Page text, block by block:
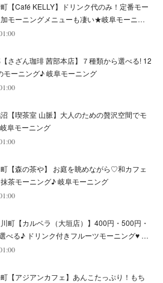
【Café KELLY】ドリンク代のみ！定番モー
加モーニングメニューも凄い★岐阜モーニ…
さざん珈琲 茜部本店】７種類から選べる! 12
モーニング♪ 岐阜モーニング
【喫茶室 山脈】大人のための贅沢空間でモ
阜モーニング
【森の茶や】 お庭を眺めながら♡和カフェ
茶モーニング♪ 岐阜モーニング
町【カルベラ（大垣店）】400円・500円・
べる♪ ドリンク付きフルーツモーニング♥ …
【アジアンカフェ】あんこたっぷり！もち